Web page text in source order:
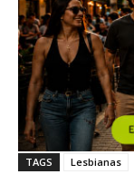
TAGS Lesbianas